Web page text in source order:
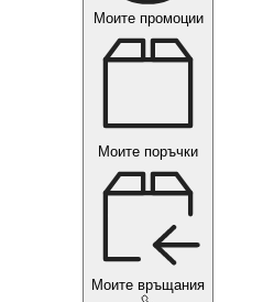
Моите промоции
Моите поръчки
Моите връщания